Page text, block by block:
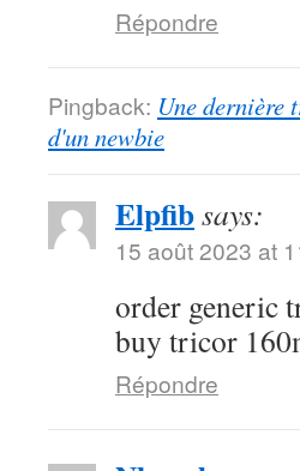
Répondre
Pingback: Une dernière
d'un newbie
Elpfibsays:
15 août 2023 at
order generic
buy tricor
Répondre